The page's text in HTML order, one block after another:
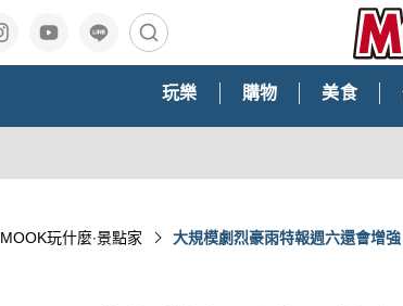
玩樂 購物 美食
MOOK玩什麼‧景點家 大規模劇烈豪雨特報週六還會增